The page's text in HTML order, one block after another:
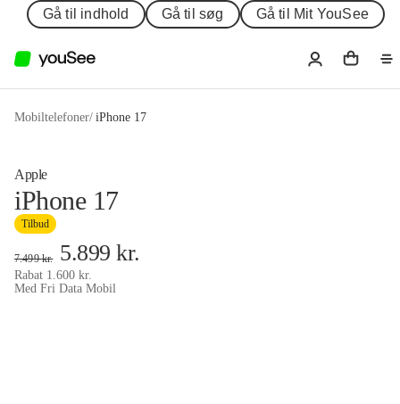
Gå til indhold Gå til søg Gå til Mit YouSee
Mobiltelefoner/ iPhone 17
Apple
iPhone 17
Tilbud
7.499kr. 5.899kr.
Rabat 1.600 kr.
Med Fri Data Mobil